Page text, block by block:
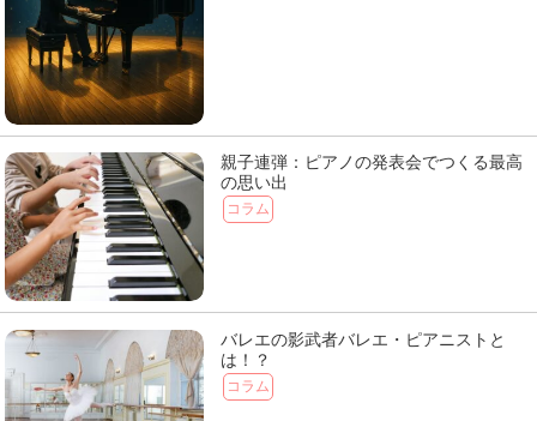
親子連弾：ピアノの発表会でつくる最高
の思い出
コラム
バレエの影武者バレエ・ピアニストと
は！？
コラム